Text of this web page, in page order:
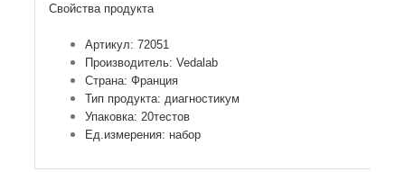
Свойства продукта
Артикул: 72051
Производитель: Vedalab
Страна: Франция
Тип продукта: диагностикум
Упаковка: 20теcтов
Ед.измерения: набор